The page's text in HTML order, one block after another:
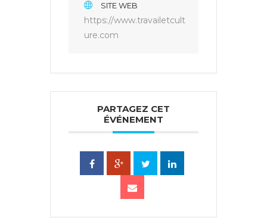
SITE WEB
https://www.travailetcult
ure.com
PARTAGEZ CET
ÉVÉNEMENT